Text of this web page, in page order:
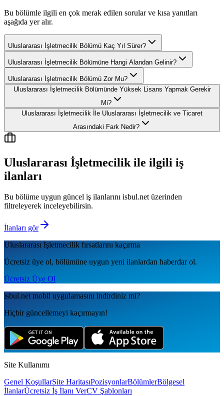
Bu bölümle ilgili en çok merak edilen sorular ve kısa yanıtları
aşağıda yer alır.
Uluslararası İşletmecilik Bölümü Kaç Yıl Sürer?
Uluslararası İşletmecilik Bölümüne Hangi Alandan Gelinir?
Uluslararası İşletmecilik Bölümü Zor Mu?
Uluslararası İşletmecilik Bölümünde Yüksek Lisans Yapmak Gerekir
Mi?
Uluslararası İşletmecilik İle Uluslararası İşletmecilik ve Ticaret
Arasındaki Fark Nedir?
Uluslararası İşletmecilik ile ilgili iş
ilanları
Bu bölüme uygun güncel iş ilanlarını isbul.net üzerinden
filtreleyerek inceleyebilirsin.
İlanları gör
Uluslararası İşletmecilik fırsatlarını kaçırma
Ücretsiz üye ol, bölümüne uygun yeni ilanlardan haberdar ol.
Ücretsiz Üye Ol
isbul.netmobil uygulamаsını indirdiniz mi?
Hiçbir güncellemeyi kaçırmayın!
Site Kullanımı
Genel KoşullarSite HaritasıPozisyonlarBölümlerBölgesel
İlanlarÜcretsiz İş İlanı VerCV Şablonları